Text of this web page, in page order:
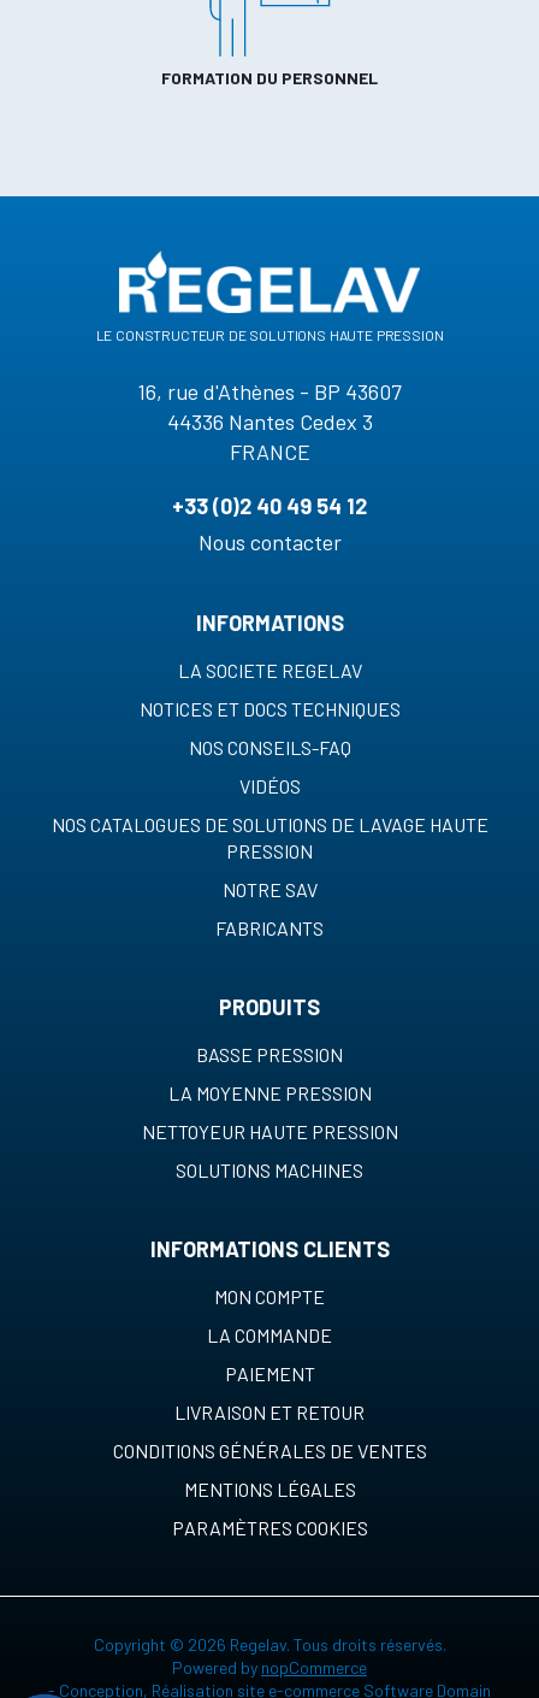
FORMATION DU PERSONNEL
le constructeur de solutions haute pression
16, rue d'Athènes - BP 43607
44336 Nantes Cedex 3
FRANCE
+33 (0)2 40 49 54 12
Nous contacter
INFORMATIONS
LA SOCIETE REGELAV
NOTICES ET DOCS TECHNIQUES
NOS CONSEILS-FAQ
VIDÉOS
NOS CATALOGUES DE SOLUTIONS DE LAVAGE HAUTE
PRESSION
NOTRE SAV
FABRICANTS
PRODUITS
BASSE PRESSION
LA MOYENNE PRESSION
NETTOYEUR HAUTE PRESSION
SOLUTIONS MACHINES
INFORMATIONS CLIENTS
MON COMPTE
LA COMMANDE
PAIEMENT
LIVRAISON ET RETOUR
CONDITIONS GÉNÉRALES DE VENTES
MENTIONS LÉGALES
PARAMÈTRES COOKIES
Copyright © 2026 Regelav. Tous droits réservés.
Powered by nopCommerce
- Conception, Réalisation site e-commerce Software Domain